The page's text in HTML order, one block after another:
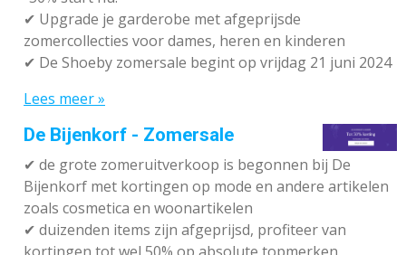
✔ Upgrade je garderobe met afgeprijsde
zomercollecties voor dames, heren en kinderen
✔ De Shoeby zomersale begint op vrijdag 21 juni 2024
Lees meer »
De Bijenkorf - Zomersale
✔ de grote zomeruitverkoop is begonnen bij De
Bijenkorf met kortingen op mode en andere artikelen
zoals cosmetica en woonartikelen
✔ duizenden items zijn afgeprijsd, profiteer van